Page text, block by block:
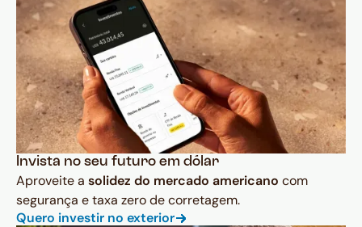
Invista no seu futuro em dólar
Aproveite a solidez do mercado americano com
segurança e taxa zero de corretagem.
Quero investir no exterior